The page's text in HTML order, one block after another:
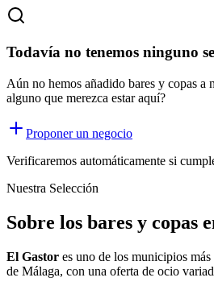
Todavía no tenemos ninguno
Aún no hemos añadido bares y copas a
alguno que merezca estar aquí?
Proponer un negocio
Verificaremos automáticamente si
Nuestra Selección
Sobre los bares y copas
El Gastor es uno de los municipios
de Málaga, con una oferta de ocio